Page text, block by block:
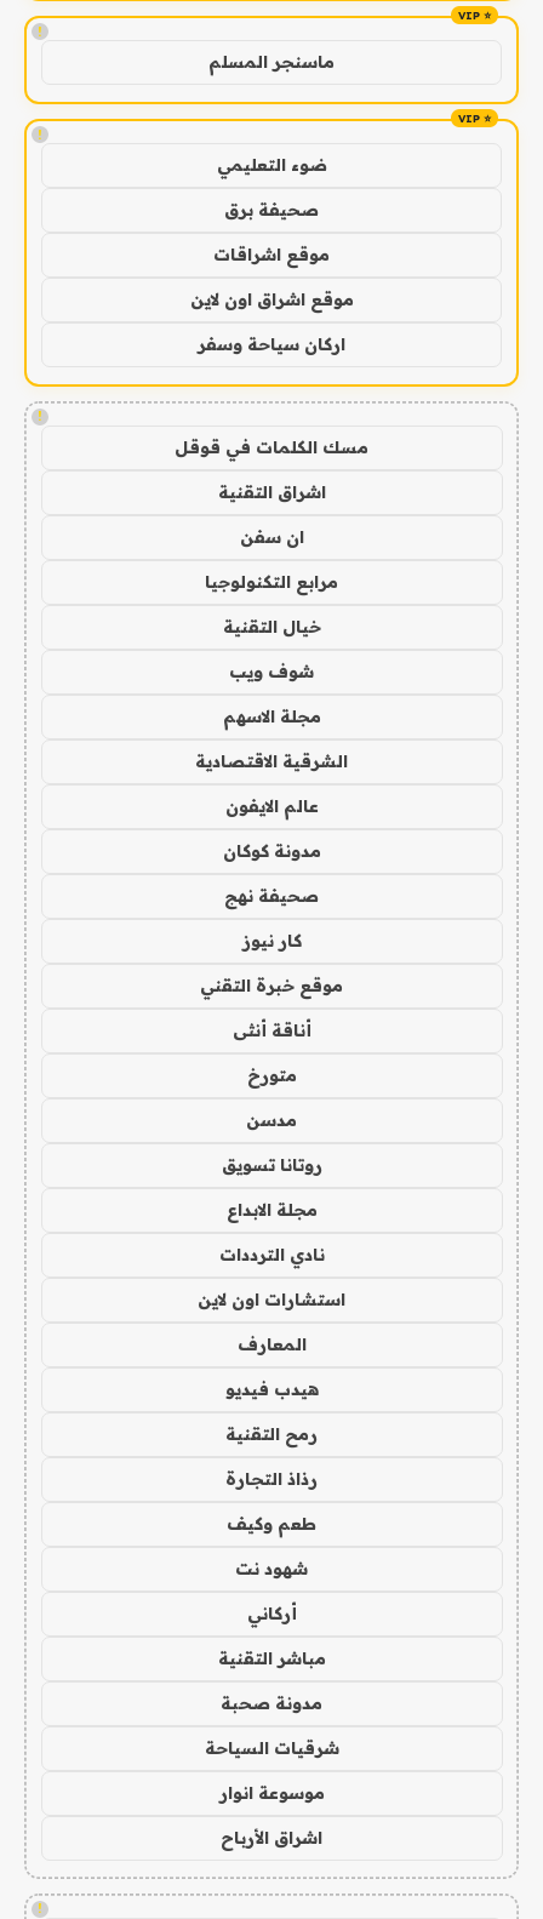
!
ماسنجر المسلم
!
ضوء التعليمي
صحيفة برق
موقع اشراقات
موقع اشراق اون لاين
اركان سياحة وسفر
!
مسك الكلمات في قوقل
اشراق التقنية
ان سفن
مرابع التكنولوجيا
خيال التقنية
شوف ويب
مجلة الاسهم
الشرقية الاقتصادية
عالم الايفون
مدونة كوكان
صحيفة نهج
كار نيوز
موقع خبرة التقني
أناقة أنثى
متورخ
مدسن
روتانا تسويق
مجلة الابداع
نادي الترددات
استشارات اون لاين
المعارف
هيدب فيديو
رمح التقنية
رذاذ التجارة
طعم وكيف
شهود نت
أركاني
مباشر التقنية
مدونة صحبة
شرقيات السياحة
موسوعة انوار
اشراق الأرباح
!